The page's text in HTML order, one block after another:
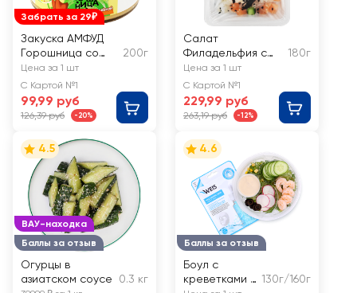
Забрать за 29₽
Закуска АМФУД
Горошница со
вкусом копченой
индейки
200г
Цена за 1 шт
С Картой №1
99,99 руб
126,39 руб -20%
Салат
Филадельфия с
филе‑кусочками
форели радужной
слабосоленой
РЕСТО ШИК
180г
Цена за 1 шт
С Картой №1
229,99 руб
263,19 руб -12%
ВАУ-находка
Баллы за отзыв
4.5
Огурцы в
азиатском соусе
0.3 кг
Баллы за отзыв
4.6
Боул с
креветками и 130г/160г